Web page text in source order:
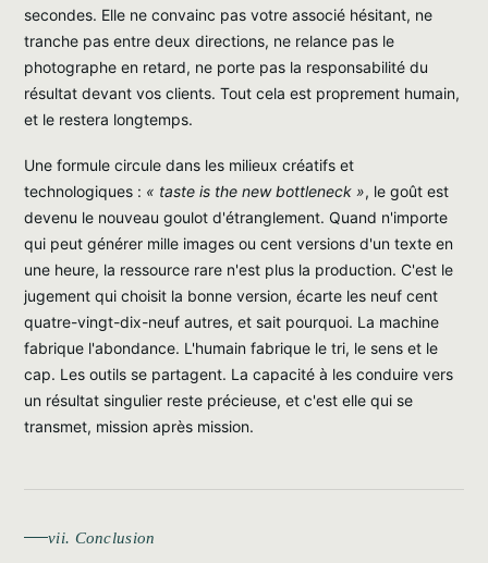
secondes. Elle ne convainc pas votre associé hésitant, ne
tranche pas entre deux directions, ne relance pas le
photographe en retard, ne porte pas la responsabilité du
résultat devant vos clients. Tout cela est proprement humain,
et le restera longtemps.
Une formule circule dans les milieux créatifs et
technologiques : « taste is the new bottleneck », le goût est
devenu le nouveau goulot d'étranglement. Quand n'importe
qui peut générer mille images ou cent versions d'un texte en
une heure, la ressource rare n'est plus la production. C'est le
jugement qui choisit la bonne version, écarte les neuf cent
quatre-vingt-dix-neuf autres, et sait pourquoi. La machine
fabrique l'abondance. L'humain fabrique le tri, le sens et le
cap. Les outils se partagent. La capacité à les conduire vers
un résultat singulier reste précieuse, et c'est elle qui se
transmet, mission après mission.
vii. Conclusion